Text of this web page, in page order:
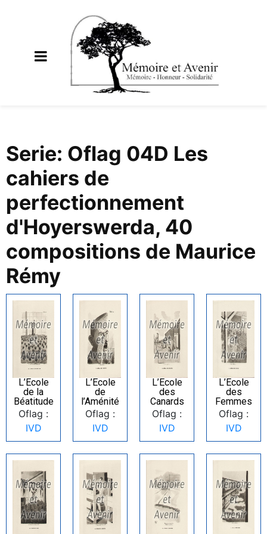
Serie: Oflag 04D Les
cahiers de
perfectionnement
d'Hoyerswerda, 40
compositions de Maurice
Rémy
L’Ecole
de la
Béatitude
Oflag :
IVD
L’Ecole
de
l’Aménité
Oflag :
IVD
L’Ecole
des
Canards
Oflag :
IVD
L’Ecole
des
Femmes
Oflag :
IVD